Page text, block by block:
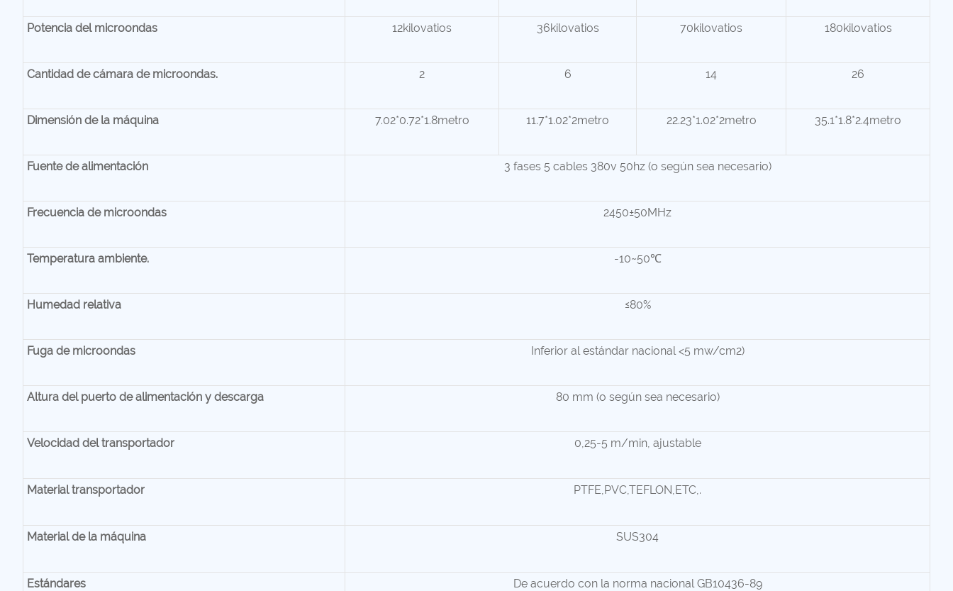
Potencia del microondas 12kilovatios 36kilovatios 70kilovatios 180kilovatios
Cantidad de cámara de microondas. 2 6 14 26
Dimensión de la máquina 7.02*0.72*1.8metro 11.7*1.02*2metro 22.23*1.02*2metro 35.1*1.8*2.4metro
Fuente de alimentación 3 fases 5 cables 380v 50hz (o según sea necesario)
Frecuencia de microondas 2450±50MHz
Temperatura ambiente. -10~50℃
Humedad relativa ≤80%
Fuga de microondas Inferior al estándar nacional <5 mw/cm2)
Altura del puerto de alimentación y descarga 80 mm (o según sea necesario)
Velocidad del transportador 0,25-5 m/min, ajustable
Material transportador PTFE,PVC,TEFLON,ETC,.
Material de la máquina SUS304
Estándares
De acuerdo con la norma nacional GB10436-89